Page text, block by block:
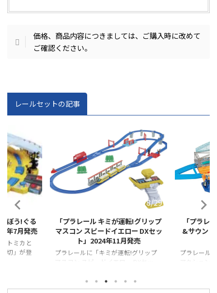
価格、商品内容につきましては、ご購入時に改めて
ご確認ください。
レールセットの記事
2024/8/29
!グリップ
ー DXセッ
売
!グリップ
2024/7/31
「プラレール レバーでアクション
&サウンド!ビッグステーション」
2024年9月発売
プラレールに「プラレール レバーで
アクション&サウンド!ビッグステーシ
「プラレ
ポイント
プラレール